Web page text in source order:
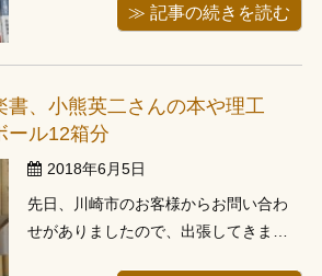
ました。 何度もお呼び頂いているリピ
わせ頂き、ご予約頂きました。 今回も
お部屋にお招き頂き、本を拝見させて
頂きますとオカルト、陰謀論系の単行
≫ 記事の続きを読む
書、小熊英二さんの本や理工
ール12箱分
2018年6月5日
先日、川崎市のお客様からお問い合わ
せがありましたので、出張してきまし